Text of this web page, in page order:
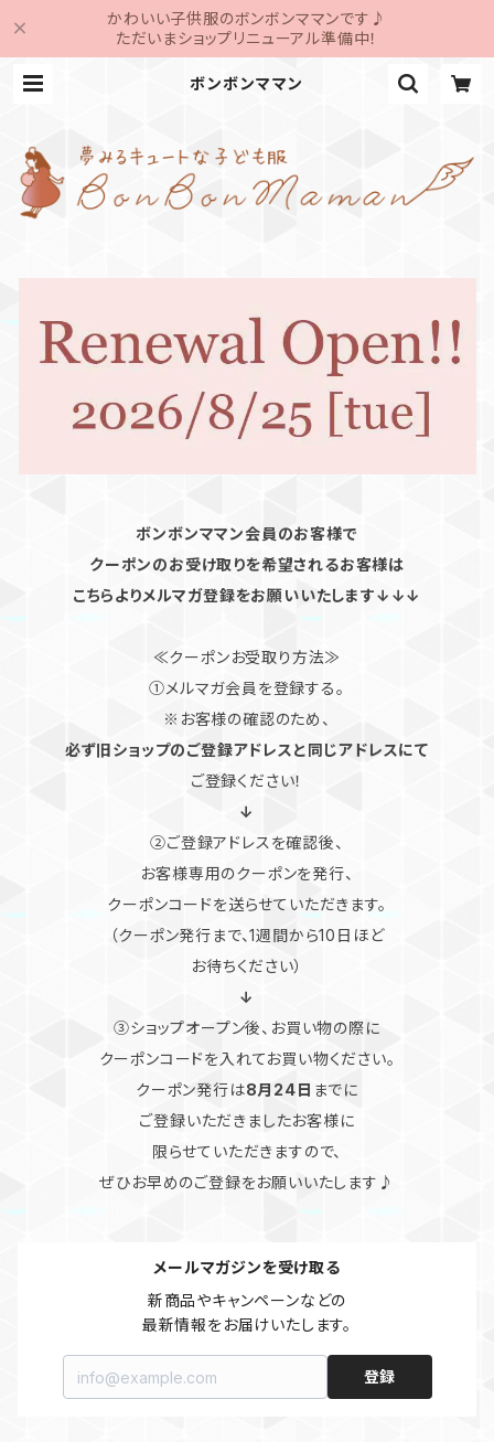
かわいい子供服のボンボンママンです♪
ただいまショップリニューアル準備中！
ボンボンママン
ボンボンママン会員のお客様で
クーポンのお受け取りを希望されるお客様は
こちらよりメルマガ登録をお願いいたします↓↓↓
≪クーポンお受取り方法≫
①メルマガ会員を登録する。
※お客様の確認のため、
必ず旧ショップのご登録アドレスと同じアドレスにて
ご登録ください！
↓
②ご登録アドレスを確認後、
お客様専用のクーポンを発行、
クーポンコードを送らせていただきます。
（クーポン発行まで、1週間から10日ほど
お待ちください）
↓
③ショップオープン後、お買い物の際に
クーポンコードを入れてお買い物ください。
クーポン発行は8月24日 までに
ご登録いただきましたお客様に
限らせていただきますので、
ぜひお早めのご登録をお願いいたします♪
メールマガジンを受け取る
新商品やキャンペーンなどの
最新情報をお届けいたします。
登録